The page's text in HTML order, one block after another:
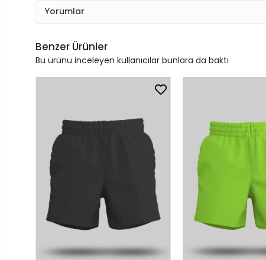
Yorumlar
Benzer Ürünler
Bu ürünü inceleyen kullanıcılar bunlara da baktı